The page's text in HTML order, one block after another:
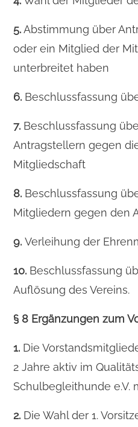
5.Abstimmung über
oder ein Mitglied der
unterbreitet haben
6. Beschlussfassung
7. Beschlussfassung
Antragstellern gegen
Mitgliedschaft
8. Beschlussfassung
Mitgliedern gegen den
9. Verleihung der
10. Beschlussfassung
Auflösung des Vereins.
§ 8 Ergänzungen zum
1. Die
2 Jahre aktiv im
Schulbegleithunde e.V.
2. Die Wahl der 1.